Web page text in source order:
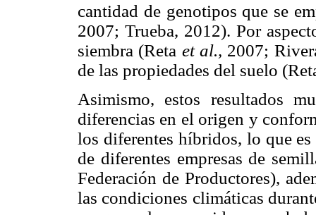
cantidad de genotipos que se
2007; Trueba, 2012). Por
siembra (Reta et al., 2007;
de las propiedades del suelo
Asimismo, estos resultados
diferencias en el origen y
los diferentes híbridos, lo que
de diferentes empresas de
Federación de Productores),
las condiciones climáticas